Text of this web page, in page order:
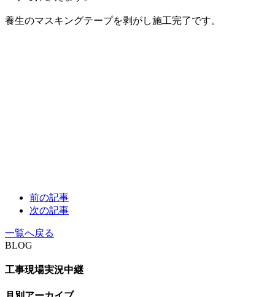
養生のマスキングテープを剥がし施工完了です。
前の記事
次の記事
一覧へ戻る
BLOG
工事現場実況中継